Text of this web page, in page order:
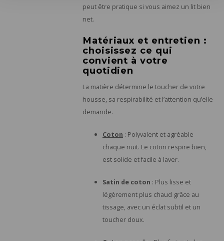
peut être pratique si vous aimez un lit bien
net.
Matériaux et entretien :
choisissez ce qui
convient à votre
quotidien
La matière détermine le toucher de votre
housse, sa respirabilité et l’attention qu’elle
demande.
Coton : Polyvalent et agréable
chaque nuit. Le coton respire bien,
est solide et facile à laver.
Satin de coton : Plus lisse et
légèrement plus chaud grâce au
tissage, avec un éclat subtil et un
toucher doux.